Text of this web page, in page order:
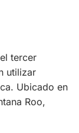
tercer
utilizar
Ubicado en
Roo,